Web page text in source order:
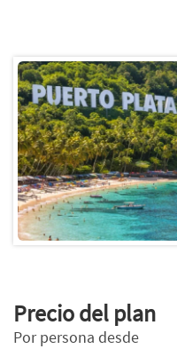
Precio del plan
Por persona desde